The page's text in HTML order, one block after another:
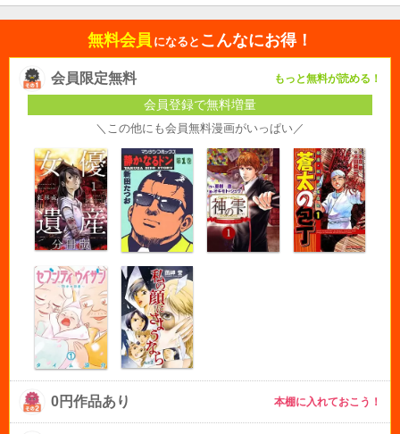
無料会員 になると こんなにお得！
会員限定無料 もっと無料が読める！
会員登録で無料増量
＼この他にも会員無料漫画がいっぱい／
0円作品あり 本棚に入れておこう！